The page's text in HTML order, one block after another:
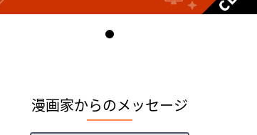
漫画家からのメッセージ